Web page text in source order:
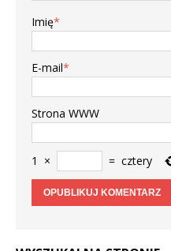
Imię*
E-mail*
Strona WWW
1 × = cztery